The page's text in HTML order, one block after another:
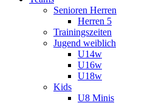
Senioren Herren
Herren 5
Trainingszeiten
Jugend weiblich
U14w
U16w
U18w
Kids
U8 Minis